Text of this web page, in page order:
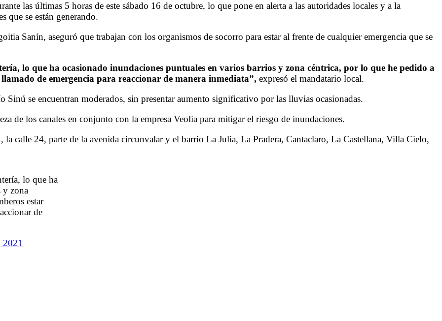
las últimas 5 horas de este sábado 16 de octubre, lo que pone en alerta a las autoridades locales y a la
que se están generando.
Sanín, aseguró que trabajan con los organismos de socorro para estar al frente de cualquier emergencia que se
lo que ha ocasionado inundaciones puntuales en varios barrios y zona céntrica, por lo que he pedido a
de emergencia para reaccionar de manera inmediata”, expresó el mandatario local.
se encuentran moderados, sin presentar aumento significativo por las lluvias ocasionadas.
de los canales en conjunto con la empresa Veolia para mitigar el riesgo de inundaciones.
calle 24, parte de la avenida circunvalar y el barrio La Julia, La Pradera, Cantaclaro, La Castellana, Villa Cielo,
lo que ha
y zona
estar
de